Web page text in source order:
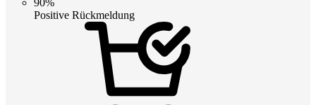
Positive Rückmeldung